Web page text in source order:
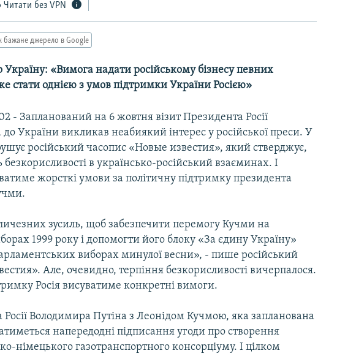
Читати без VPN
бажане джерело в Google
Україну: «Вимога надати російському бізнесу певних
стати однією з умов підтримки України Росією»
- Запланований на 6 жовтня візит Президента Росії
України викликав неабиякий інтерес у російської преси. У
російський часопис «Новые известия», який стверджує,
в українсько-російський взаєминах. І
жорсткі умови за політичну підтримку президента
зусиль, щоб забезпечити перемогу Кучми на
1999 року і допомогти його блоку «За єдину Україну»
виборах минулої весни», - пише російський
Але, очевидно, терпіння безкорисливості вичерпалося.
Росія висуватиме конкретні вимоги.
Росії Володимира Путіна з Леонідом Кучмою, яка запланована
напередодні підписання угоди про створення
німецького газотранспортного консорціуму. І цілком